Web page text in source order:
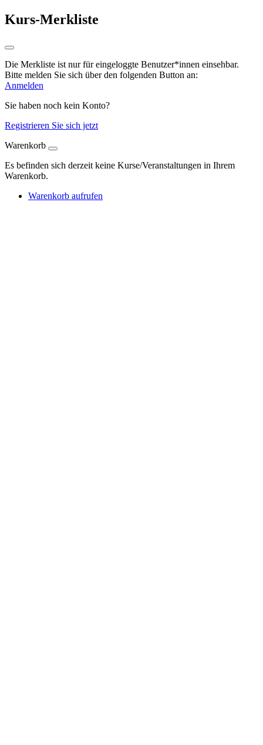
Kurs-Merkliste
Die Merkliste ist nur für eingeloggte Benutzer*innen einsehbar.
Bitte melden Sie sich über den folgenden Button an:
Anmelden
Sie haben noch kein Konto?
Registrieren Sie sich jetzt
Warenkorb
Es befinden sich derzeit keine Kurse/Veranstaltungen in Ihrem
Warenkorb.
Warenkorb aufrufen